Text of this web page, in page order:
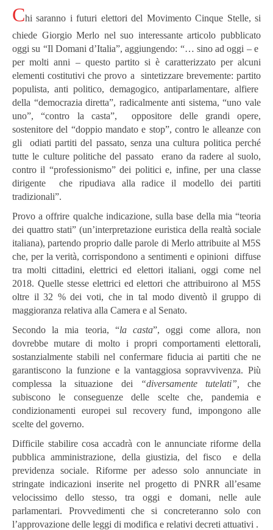
Chi saranno i futuri elettori del Movimento Cinque Stelle, si
chiede Giorgio Merlo nel suo interessante articolo pubblicato
oggi su “Il Domani d’Italia”, aggiungendo: “… sino ad oggi – e
per molti anni – questo partito si è caratterizzato per alcuni
elementi costitutivi che provo a sintetizzare brevemente: partito
populista, anti politico, demagogico, antiparlamentare, alfiere
della “democrazia diretta”, radicalmente anti sistema, “uno vale
uno”, “contro la casta”, oppositore delle grandi opere,
sostenitore del “doppio mandato e stop”, contro le alleanze con
gli odiati partiti del passato, senza una cultura politica perché
tutte le culture politiche del passato erano da radere al suolo,
contro il “professionismo” dei politici e, infine, per una classe
dirigente che ripudiava alla radice il modello dei partiti
tradizionali”.
Provo a offrire qualche indicazione, sulla base della mia “teoria
dei quattro stati” (un’interpretazione euristica della realtà sociale
italiana), partendo proprio dalle parole di Merlo attribuite al M5S
che, per la verità, corrispondono a sentimenti e opinioni diffuse
tra molti cittadini, elettrici ed elettori italiani, oggi come nel
2018. Quelle stesse elettrici ed elettori che attribuirono al M5S
oltre il 32 % dei voti, che in tal modo diventò il gruppo di
maggioranza relativa alla Camera e al Senato.
Secondo la mia teoria, “la casta”, oggi come allora, non
dovrebbe mutare di molto i propri comportamenti elettorali,
sostanzialmente stabili nel confermare fiducia ai partiti che ne
garantiscono la funzione e la vantaggiosa sopravvivenza. Più
complessa la situazione dei
“diversamente tutelati”,
che
subiscono le conseguenze delle scelte che, pandemia e
condizionamenti europei sul recovery fund, impongono alle
scelte del governo.
Difficile stabilire cosa accadrà con le annunciate riforme della
pubblica amministrazione, della giustizia, del fisco e della
previdenza sociale. Riforme per adesso solo annunciate in
stringate indicazioni inserite nel progetto di PNRR all’esame
velocissimo dello stesso, tra oggi e domani, nelle aule
parlamentari. Provvedimenti che si concreteranno solo con
l’approvazione delle leggi di modifica e relativi decreti attuativi .